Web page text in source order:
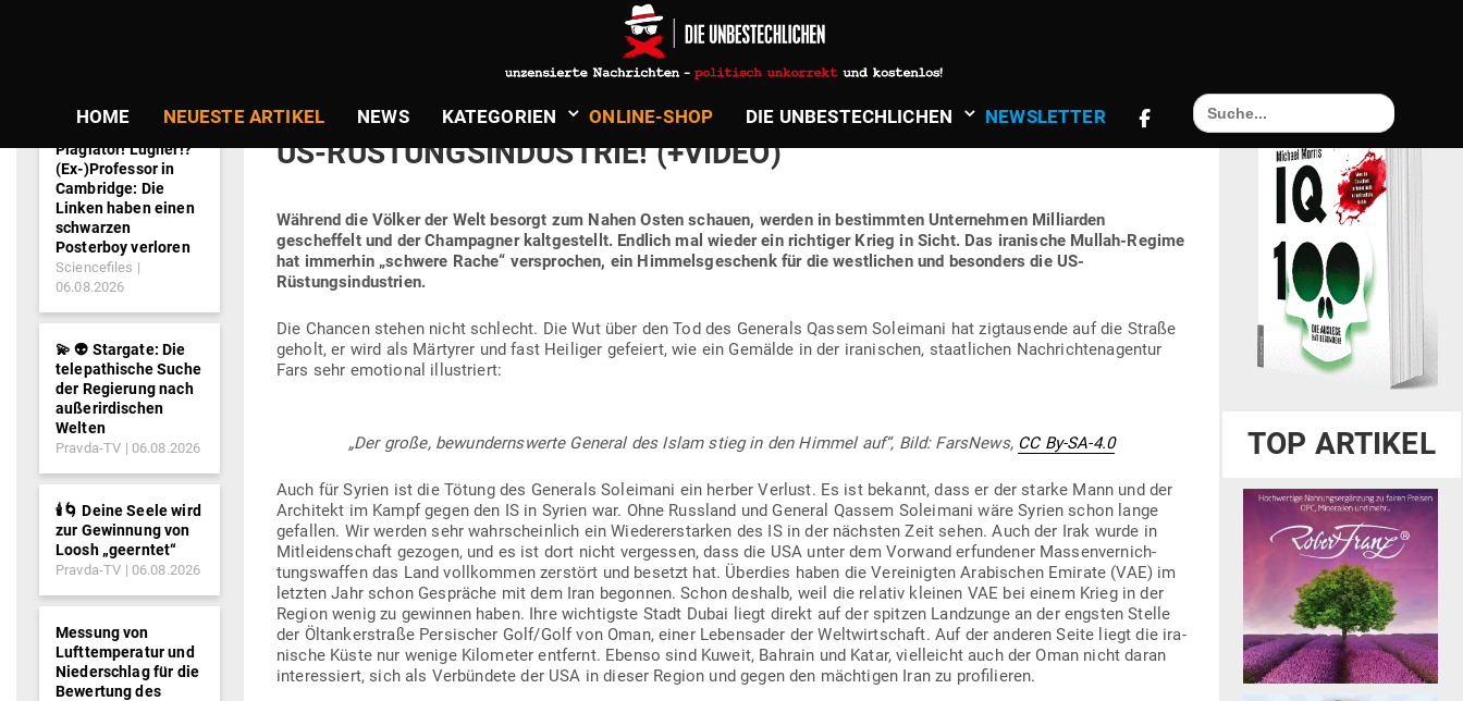
HOME NEUESTE ARTIKEL NEWS KATE­GORIEN ONLINE-SHOP DIE UNBE­STECH­LICHEN NEWS­LETTER
Search
for:
Politik & Aktuelles
KRIEG USA VS. IRAN? — EIN WACHS­TUMS­PRO­GRAMM FÜR DIE
US-RÜS­TUNGS­IN­DUSTRIE! (+VIDEO)
Während die Völker der Welt besorgt zum Nahen Osten schauen, werden in bestimmten Unter­nehmen Mil­li­arden
gescheffelt und der Cham­pagner kalt­ge­stellt. Endlich mal wieder ein rich­tiger Krieg in Sicht. Das ira­nische Mullah-Regime
hat immerhin „schwere Rache“ ver­sprochen, ein Him­mels­ge­schenk für die west­lichen und besonders die US-
Rüstungsindustrien.
Die Chancen stehen nicht schlecht. Die Wut über den Tod des Generals Qassem Sol­eimani hat zig­tau­sende auf die Straße
geholt, er wird als Mär­tyrer und fast Hei­liger gefeiert, wie ein Gemälde in der ira­ni­schen, staat­lichen Nach­rich­ten­agentur
Fars sehr emo­tional illustriert:
„Der große, bewun­derns­werte General des Islam stieg in den Himmel auf“, Bild: FarsNews, CC By-SA‑4.0
Auch für Syrien ist die Tötung des Generals Sol­eimani ein herber Verlust. Es ist bekannt, dass er der starke Mann und der
Architekt im Kampf gegen den IS in Syrien war. Ohne Russland und General Qassem Sol­eimani wäre Syrien schon lange
gefallen. Wir werden sehr wahr­scheinlich ein Wie­der­erstarken des IS in der nächsten Zeit sehen. Auch der Irak wurde in
Mit­lei­den­schaft gezogen, und es ist dort nicht ver­gessen, dass die USA unter dem Vorwand erfun­dener Mas­sen­ver­nich­
tungs­waffen das Land voll­kommen zer­stört und besetzt hat. Überdies haben die Ver­ei­nigten Ara­bi­schen Emirate (VAE) im
letzten Jahr schon Gespräche mit dem Iran begonnen. Schon deshalb, weil die relativ kleinen VAE bei einem Krieg in der
Region wenig zu gewinnen haben. Ihre wich­tigste Stadt Dubai liegt direkt auf der spitzen Land­zunge an der engsten Stelle
der Öltan­ker­straße Per­si­scher Golf/Golf von Oman, einer Lebensader der Welt­wirt­schaft. Auf der anderen Seite liegt die ira­
nische Küste nur wenige Kilo­meter ent­fernt. Ebenso sind Kuweit, Bahrain und Katar, viel­leicht auch der Oman nicht daran
inter­es­siert, sich als Ver­bündete der USA in dieser Region und gegen den mäch­tigen Iran zu profilieren.
Plagiator! Lügner!?
(Ex-)Professor in
Cambridge: Die
Linken haben einen
schwarzen
Posterboy verloren
Sciencefiles
06.08.2026
💫 👽 Stargate: Die
telepathische Suche
der Regierung nach
außerirdischen
Welten
Pravda-TV 06.08.2026
🕯️🌀 Deine Seele wird
zur Gewinnung von
Loosh „geerntet“
Pravda-TV 06.08.2026
Messung von
Lufttemperatur und
Niederschlag für die
Bewertung des
TOP ARTIKEL